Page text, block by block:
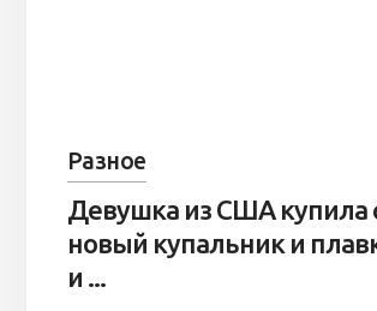
Разное
Девушка из США купила
новый купальник и
и ...